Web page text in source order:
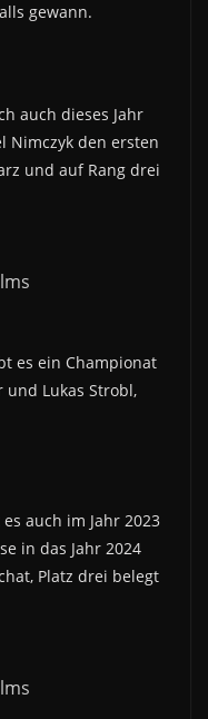
gewann.
auch dieses Jahr
Nimczyk den ersten
und auf Rang drei
es ein Championat
und Lukas Strobl,
auch im Jahr 2023
in das Jahr 2024
Platz drei belegt